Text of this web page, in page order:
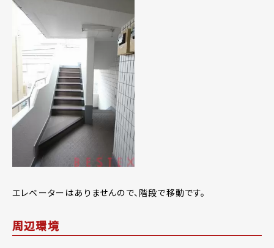
エレベーターはありませんので、階段で移動です。
周辺環境